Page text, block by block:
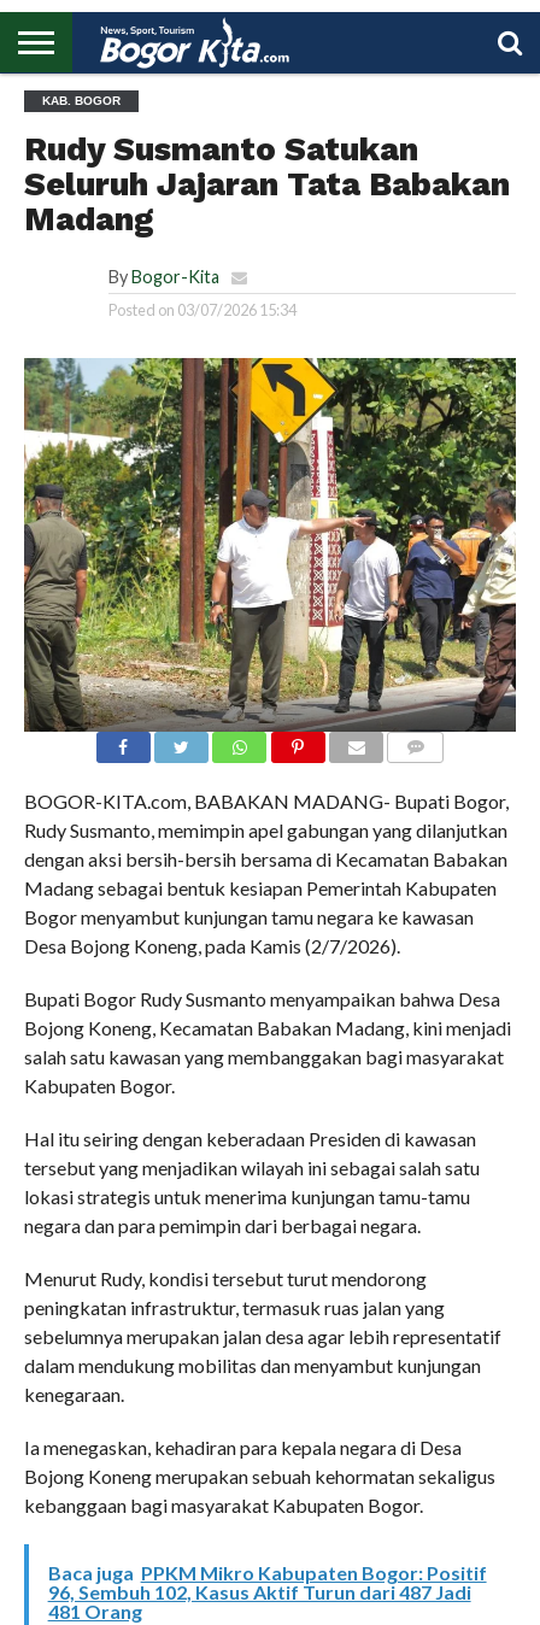
BOGOR
REGIONAL
NASIONAL
PENDIDIKAN
WISATA
OLAHRAGA
LAPORAN
PROFIL
KAB. BOGOR
Rudy Susmanto Satukan
Seluruh Jajaran Tata Babakan
Madang
By Bogor-Kita
Posted on 03/07/2026 15:34
BOGOR-KITA.com, BABAKAN MADANG- Bupati Bogor,
Rudy Susmanto, memimpin apel gabungan yang dilanjutkan
dengan aksi bersih-bersih bersama di Kecamatan Babakan
Madang sebagai bentuk kesiapan Pemerintah Kabupaten
Bogor menyambut kunjungan tamu negara ke kawasan
Desa Bojong Koneng, pada Kamis (2/7/2026).
Bupati Bogor Rudy Susmanto menyampaikan bahwa Desa
Bojong Koneng, Kecamatan Babakan Madang, kini menjadi
salah satu kawasan yang membanggakan bagi masyarakat
Kabupaten Bogor.
Hal itu seiring dengan keberadaan Presiden di kawasan
tersebut yang menjadikan wilayah ini sebagai salah satu
lokasi strategis untuk menerima kunjungan tamu-tamu
negara dan para pemimpin dari berbagai negara.
Menurut Rudy, kondisi tersebut turut mendorong
peningkatan infrastruktur, termasuk ruas jalan yang
sebelumnya merupakan jalan desa agar lebih representatif
dalam mendukung mobilitas dan menyambut kunjungan
kenegaraan.
Ia menegaskan, kehadiran para kepala negara di Desa
Bojong Koneng merupakan sebuah kehormatan sekaligus
kebanggaan bagi masyarakat Kabupaten Bogor.
Baca juga PPKM Mikro Kabupaten Bogor: Positif
96, Sembuh 102, Kasus Aktif Turun dari 487 Jadi
481 Orang